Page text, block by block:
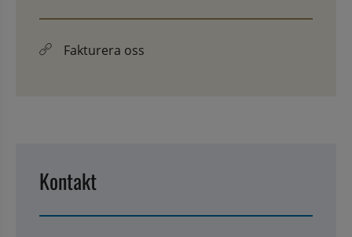
Fakturera oss
Kontakt